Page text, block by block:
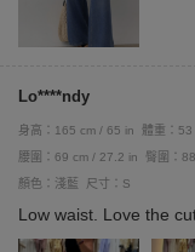
Lo****ndy
身高：165 cm / 65 in 體重：
腰圍：69 cm / 27.2 in
臀圍：
顏色：淺藍
尺寸：S
Low waist. Love the